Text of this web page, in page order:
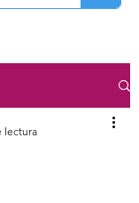
lectura